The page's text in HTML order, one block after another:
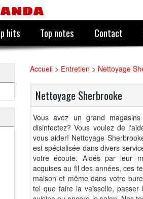
hits Top notes Contact
Accueil > Entretien > Nettoyage
Nettoyage Sherbrooke
Vous avez un grand
disinfectez?Vous voulez de
vous aider! Nettoyage
est spécialisée dans divers
votre écoute. Aidés par leur
acquises au fil des années, ces
maison et même dans votre
tel que faire la vaisselle, passer